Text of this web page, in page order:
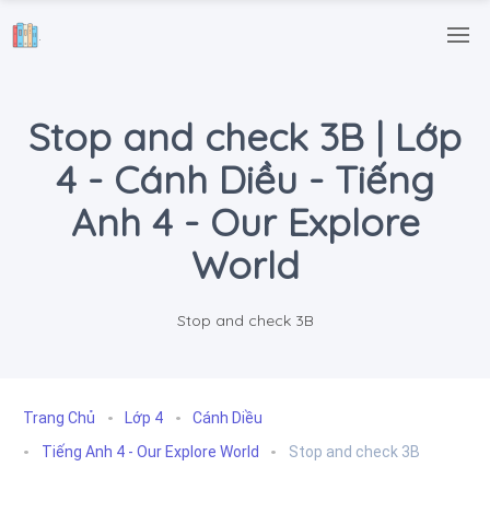
.
Stop and check 3B | Lớp
4 - Cánh Diều - Tiếng
Anh 4 - Our Explore
World
Stop and check 3B
Trang Chủ Lớp 4
Cánh Diều
Tiếng Anh 4 - Our Explore World
Stop and check 3B